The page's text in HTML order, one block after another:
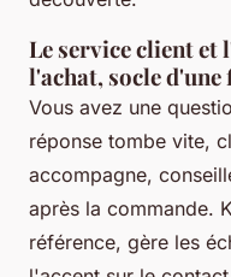
Le service client et
l'achat, socle d'une
Vous avez une
réponse tombe vite,
accompagne,
après la commande.
référence, gère les